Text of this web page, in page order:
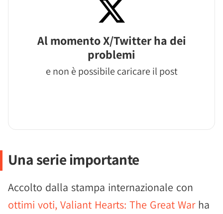
Al momento X/Twitter ha dei
problemi
e non è possibile caricare il post
Una serie importante
Accolto dalla stampa internazionale con
ottimi voti, Valiant Hearts: The Great Warha